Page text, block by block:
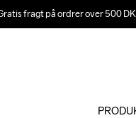
fragt på ordrer over 500